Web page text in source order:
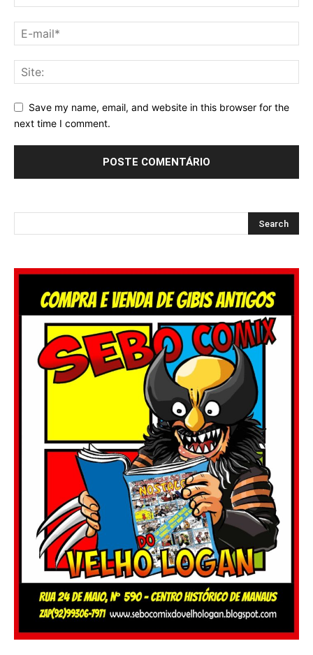
Save my name, email, and website in this browser for the
next time I comment.